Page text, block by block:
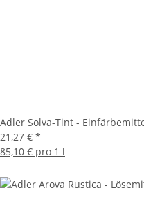
Adler Solva-Tint -
21,27 € *
85,10 € pro 1 l